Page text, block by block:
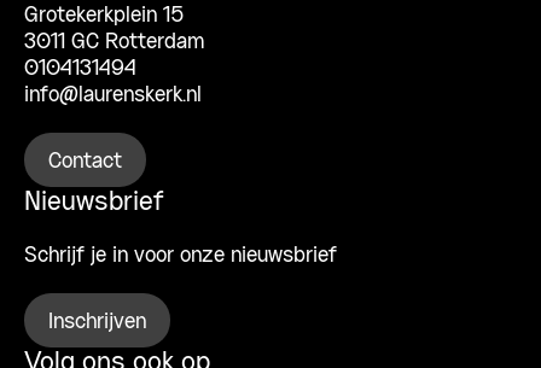
Grotekerkplein 15
3011 GC Rotterdam
0104131494
info@laurenskerk.nl
Contact
Nieuwsbrief
Schrijf je in voor onze nieuwsbrief
Inschrijven
Volg ons ook op